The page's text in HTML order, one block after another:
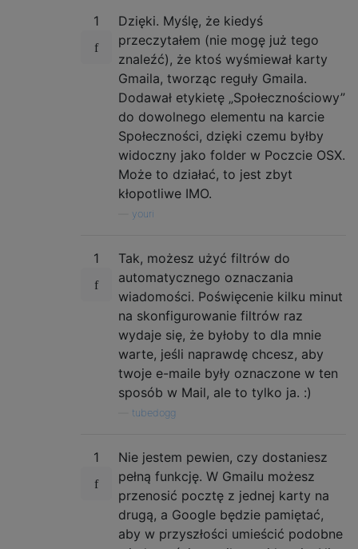
1
Dzięki. Myślę, że kiedyś
przeczytałem (nie mogę już tego
znaleźć), że ktoś wyśmiewał karty
Gmaila, tworząc reguły Gmaila.
Dodawał etykietę „Społecznościowy”
do dowolnego elementu na karcie
Społeczności, dzięki czemu byłby
widoczny jako folder w Poczcie OSX.
Może to działać, to jest zbyt
kłopotliwe IMO.
youri
1
Tak, możesz użyć filtrów do
automatycznego oznaczania
wiadomości. Poświęcenie kilku minut
na skonfigurowanie filtrów raz
wydaje się, że byłoby to dla mnie
warte, jeśli naprawdę chcesz, aby
twoje e-maile były oznaczone w ten
sposób w Mail, ale to tylko ja. :)
tubedogg
1
Nie jestem pewien, czy dostaniesz
pełną funkcję. W Gmailu możesz
przenosić pocztę z jednej karty na
drugą, a Google będzie pamiętać,
aby w przyszłości umieścić podobne